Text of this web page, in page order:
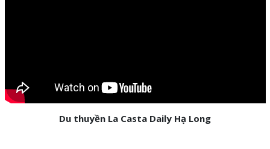
Du thuyền La Casta Daily Hạ Long